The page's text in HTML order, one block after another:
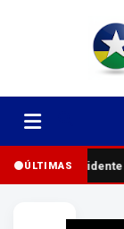
ÚLTIMASAcidente